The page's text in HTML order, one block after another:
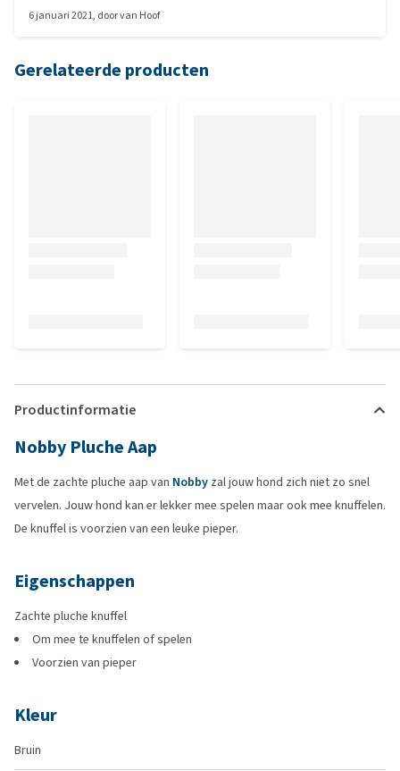
6 januari 2021, doorvan Hoof
Gerelateerde producten
Productinformatie
Nobby Pluche Aap
Met de zachte pluche aap van Nobby zal jouw hond zich niet zo snel
vervelen. Jouw hond kan er lekker mee spelen maar ook mee knuffelen.
De knuffel is voorzien van een leuke pieper.
Eigenschappen
Zachte pluche knuffel
Om mee te knuffelen of spelen
Voorzien van pieper
Kleur
Bruin